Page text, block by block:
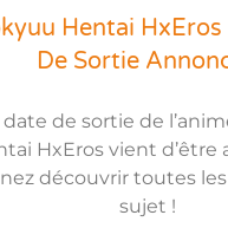
Hentai HxEros
De Sortie
date de sortie de
HxEros vient d’être
découvrir toutes
sujet !